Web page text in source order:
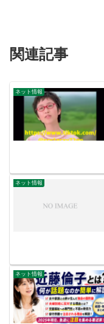
関連記事
ネット情報
ネット情報
ネット情報